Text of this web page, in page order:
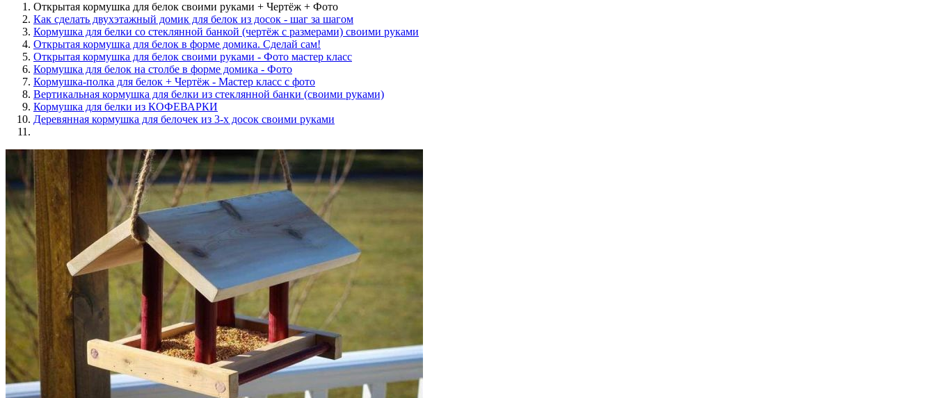
Открытая кормушка для белок своими руками + Чертёж + Фото
Как сделать двухэтажный домик для белок из досок - шаг за шагом
Кормушка для белки со стеклянной банкой (чертёж с размерами) своими руками
Открытая кормушка для белок в форме домика. Сделай сам!
Открытая кормушка для белок своими руками - Фото мастер класс
Кормушка для белок на столбе в форме домика - Фото
Кормушка-полка для белок + Чертёж - Мастер класс с фото
Вертикальная кормушка для белки из стеклянной банки (своими руками)
Кормушка для белки из КОФЕВАРКИ
Деревянная кормушка для белочек из 3-х досок своими руками